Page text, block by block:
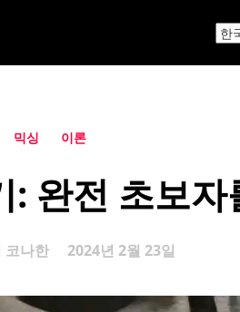
믹싱 이론
완전 초보
코나한 2024년 2월 23일